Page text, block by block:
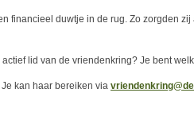
financieel duwtje in de rug. Zo zorgden
lid van de vriendenkring? Je bent
kan haar bereiken via